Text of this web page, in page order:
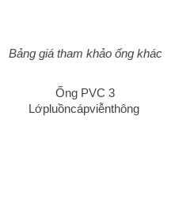
Bảng giá tham khảo ống khác
Ống PVC 3
Lớpluồncápviễnthông